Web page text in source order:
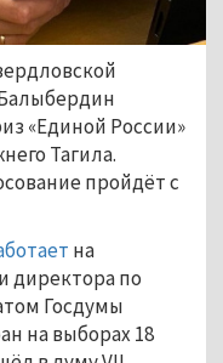
«Единой России»
Тагила.
пройдёт с
на
директора по
Госдумы
на выборах 18